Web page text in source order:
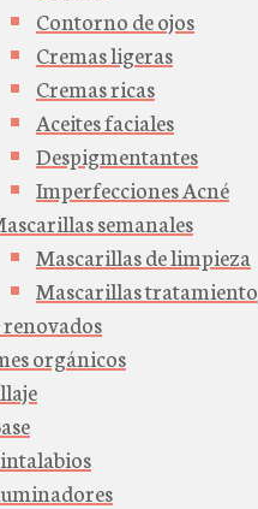
Contorno de ojos
Cremas ligeras
Cremas ricas
Aceites faciales
Despigmentantes
Imperfecciones Acné
semanales
Mascarillas de limpieza
Mascarillas tratamiento
orgánicos